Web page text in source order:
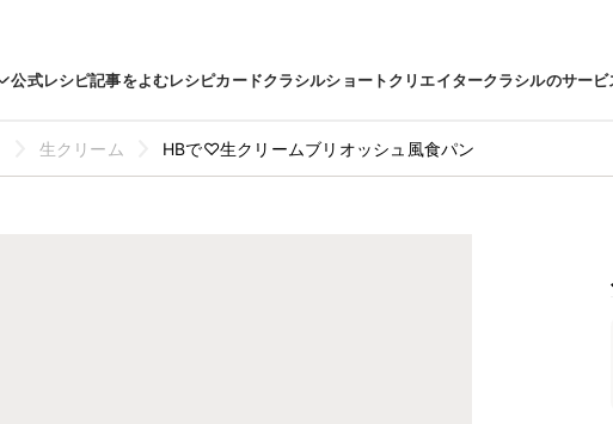
公式レシピ記事をよむレシピカードクラシルショートクリエイタークラシルのサービ
生クリーム HBで♡生クリームブリオッシュ風食パン